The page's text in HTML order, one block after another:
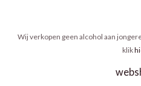
Wij verkopen geen alcohol aan
klik